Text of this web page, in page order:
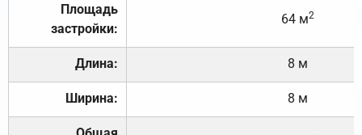
Площадь
застройки:
64 м2
Длина: 8 м
Ширина: 8 м